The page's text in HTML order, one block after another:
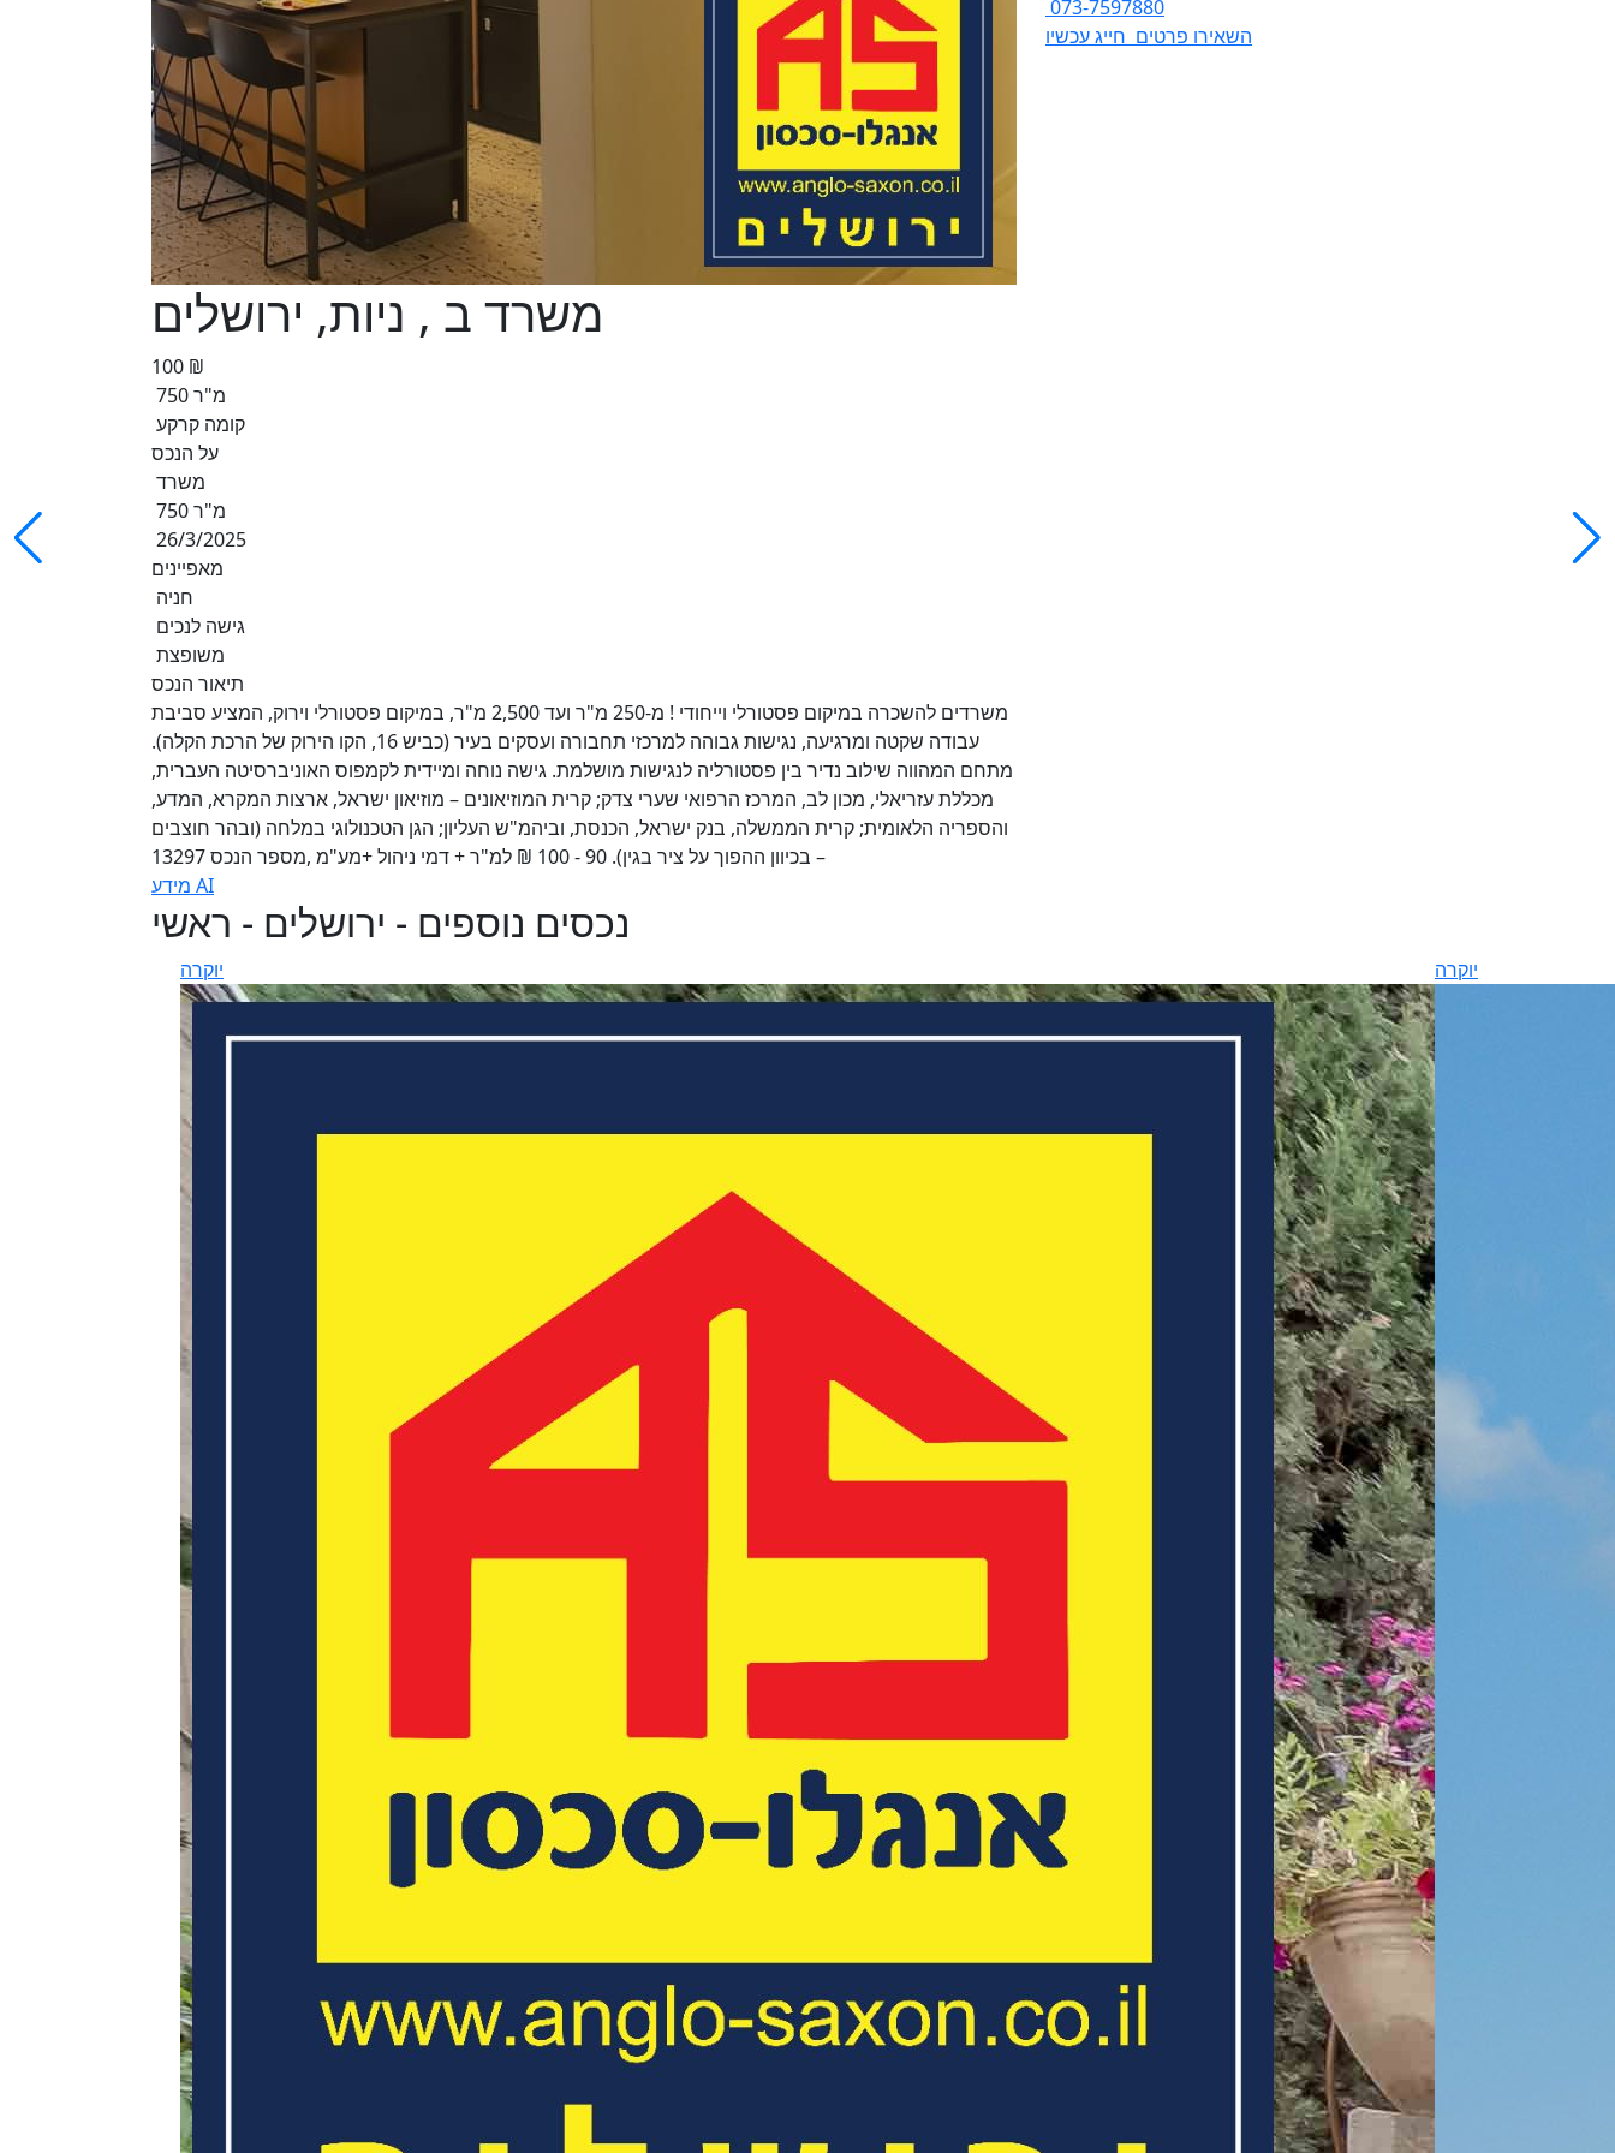
משרד ב , ניות, ירושלים
100 ₪
750 מ"ר
קומה קרקע
על הנכס
משרד
750 מ"ר
26/3/2025
מאפיינים
חניה
גישה לנכים
משופצת
תיאור הנכס
משרדים להשכרה במיקום פסטורלי וייחודי ! מ-250 מ"ר ועד 2,500 מ"ר, במיקום פסטורלי וירוק, המציע סביבת
עבודה שקטה ומרגיעה, נגישות גבוהה למרכזי תחבורה ועסקים בעיר (כביש 16, הקו הירוק של הרכת הקלה).
מתחם המהווה שילוב נדיר בין פסטורליה לנגישות מושלמת. גישה נוחה ומיידית לקמפוס האוניברסיטה העברית,
מכללת עזריאלי, מכון לב, המרכז הרפואי שערי צדק; קרית המוזיאונים – מוזיאון ישראל, ארצות המקרא, המדע,
והספריה הלאומית; קרית הממשלה, בנק ישראל, הכנסת, וביהמ"ש העליון; הגן הטכנולוגי במלחה (ובהר חוצבים
– בכיוון ההפוך על ציר בגין). 90 - 100 ₪ למ"ר + דמי ניהול +מע"מ ,מספר הנכס 13297
מידע AI
073-7597880
השאירו פרטים חייג עכשיו
נכסים נוספים - ירושלים - ראשי
יוקרה יוקרה